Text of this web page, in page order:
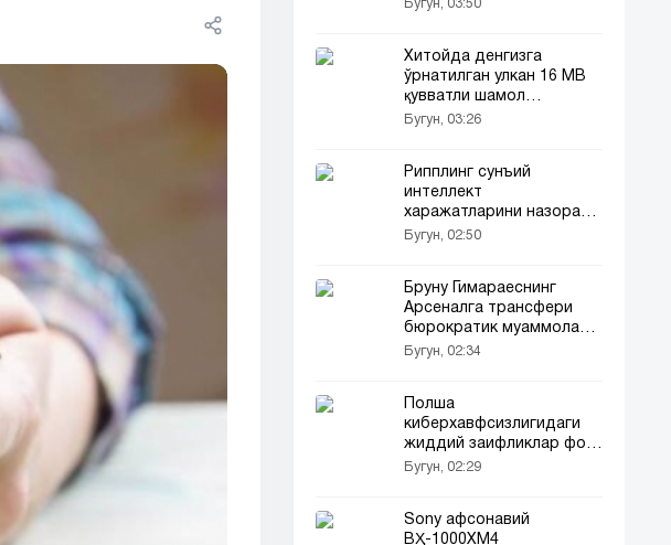
Бугун, 03:50
Хитойда денгизга
ўрнатилган улкан 16 МВ
қувватли шамол
турбинаси ишга тушди
Бугун, 03:26
Рипплинг сунъий
интеллект
харажатларини назорат
қилувчи воситани тақдим
Бугун, 02:50
Бруну Гимараеснинг
Арсеналга трансфери
бюрократик муаммолар
сабаб кечикмоқда
Бугун, 02:34
Полша
киберхавфсизлигидаги
жиддий заифликлар фош
этилди
Бугун, 02:29
Sony афсонавий
ВҲ-1000XM4